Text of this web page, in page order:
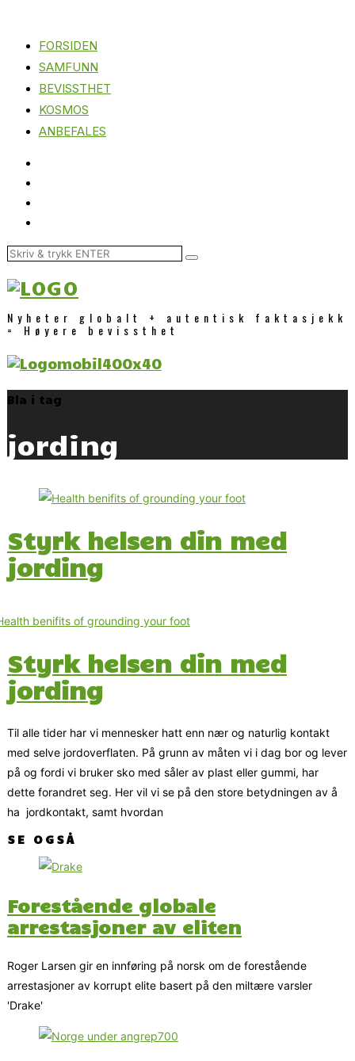
FORSIDEN
SAMFUNN
BEVISSTHET
KOSMOS
ANBEFALES
Nyheter globalt + autentisk faktasjekk
= Høyere bevissthet
Bla i tag
jording
Styrk helsen din med
jording
Styrk helsen din med
jording
Til alle tider har vi mennesker hatt enn nær og naturlig kontakt
med selve jordoverflaten. På grunn av måten vi i dag bor og lever
på og fordi vi bruker sko med såler av plast eller gummi, har
dette forandret seg. Her vil vi se på den store betydningen av å
ha jordkontakt, samt hvordan
SE OGSÅ
Forestående globale
arrestasjoner av eliten
Roger Larsen gir en innføring på norsk om de forestående
arrestasjoner av korrupt elite basert på den miltære varsler
'Drake'